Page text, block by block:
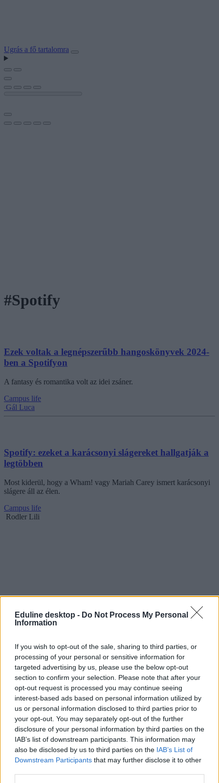
Eduline desktop - Do Not Process My Personal
Information
If you wish to opt-out of the sale, sharing to third parties, or
processing of your personal or sensitive information for
targeted advertising by us, please use the below opt-out
section to confirm your selection. Please note that after your
opt-out request is processed you may continue seeing
interest-based ads based on personal information utilized by
us or personal information disclosed to third parties prior to
your opt-out. You may separately opt-out of the further
disclosure of your personal information by third parties on the
IAB’s list of downstream participants. This information may
also be disclosed by us to third parties on the IAB’s List of
Downstream Participants that may further disclose it to other
Ugrás a fő tartalomra
#Spotify
Ezek voltak a legnépszerűbb hangoskönyvek 2024-
ben a Spotifyon
A fantasy és romantika volt az idei zsáner.
Campus life
Gál Luca
Spotify: ezeket a karácsonyi slágereket hallgatják a
legtöbben
Most kiderül, hogy a Wham! vagy Mariah Carey ismert karácsonyi
slágere áll az élen.
Campus life
Rodler Lili
Spotify: ezek voltak 2023 legtöbbet hallgatott dalai
külföldön és Magyarországon
Világszerte az év leghallgatottabb dala a Flowers lett Miley Cyrus-
tól, azonban a hazai listán nyomába sem érhet Azahriah-nak.